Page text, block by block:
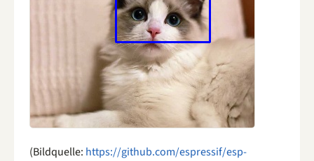
(Bildquelle: https://github.com/espressif/esp-